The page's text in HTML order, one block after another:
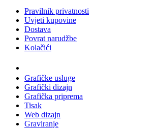
Pravilnik privatnosti
Uvjeti kupovine
Dostava
Povrat narudžbe
Kolačići
Grafičke usluge
Grafički dizajn
Grafička priprema
Tisak
Web dizajn
Graviranje